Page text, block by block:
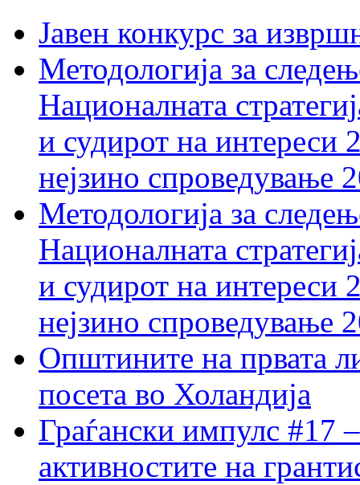
Јавен конкурс за
Методологија за
Националната
и судирот на интереси
нејзино спроведување
Методологија за
Националната
и судирот на интереси
нејзино спроведување
Општините на првата
посета во Холандија
Граѓански импулс #17
активностите на